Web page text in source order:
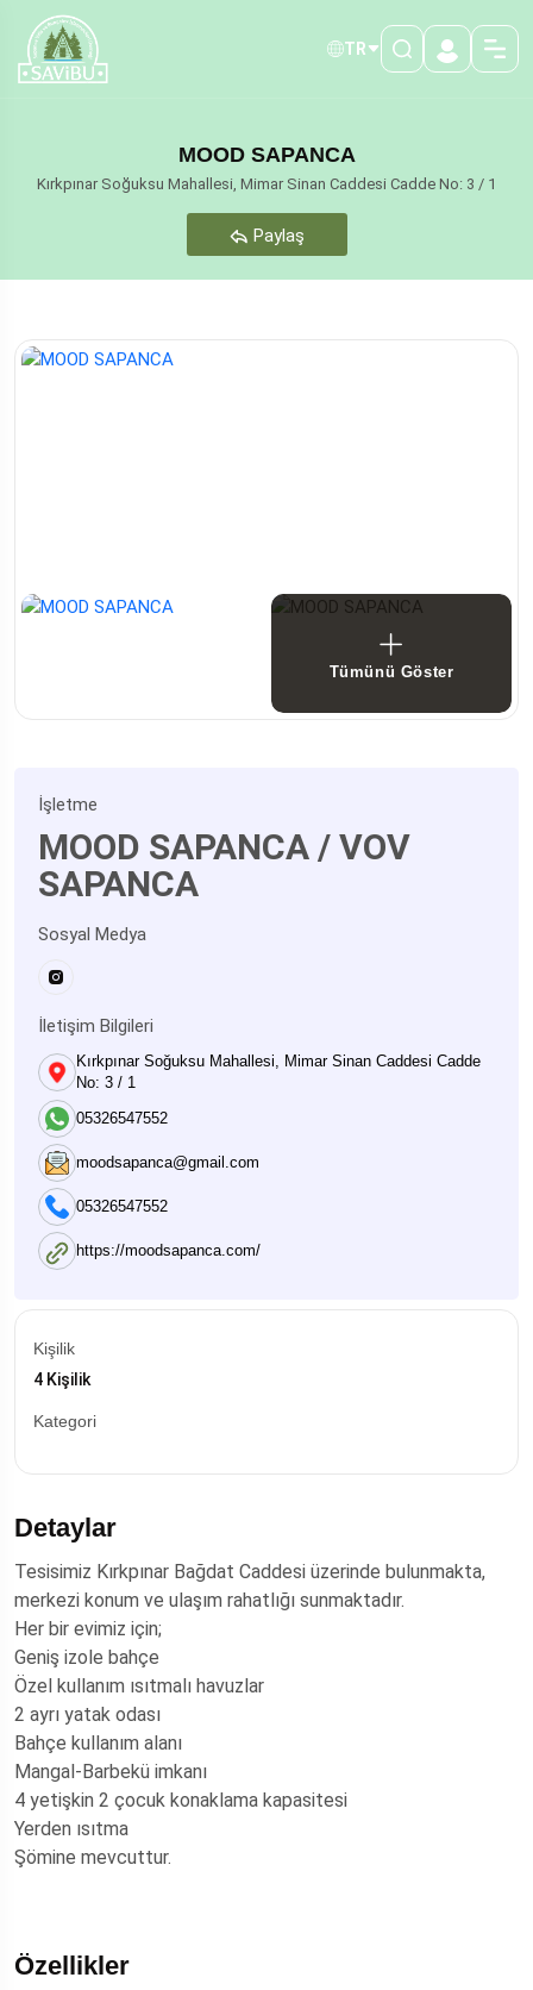
TR
MOOD SAPANCA
Kırkpınar Soğuksu Mahallesi, Mimar Sinan Caddesi Cadde No: 3 / 1
Paylaş
Tümünü Göster
İşletme
MOOD SAPANCA / VOV
SAPANCA
Sosyal Medya
İletişim Bilgileri
Kırkpınar Soğuksu Mahallesi, Mimar Sinan Caddesi Cadde
No: 3 / 1
05326547552
moodsapanca@gmail.com
05326547552
https://moodsapanca.com/
Kişilik
4 Kişilik
Kategori
Detaylar
Tesisimiz Kırkpınar Bağdat Caddesi üzerinde bulunmakta,
merkezi konum ve ulaşım rahatlığı sunmaktadır.
Her bir evimiz için;
Geniş izole bahçe
Özel kullanım ısıtmalı havuzlar
2 ayrı yatak odası
Bahçe kullanım alanı
Mangal-Barbekü imkanı
4 yetişkin 2 çocuk konaklama kapasitesi
Yerden ısıtma
Şömine mevcuttur.
Özellikler